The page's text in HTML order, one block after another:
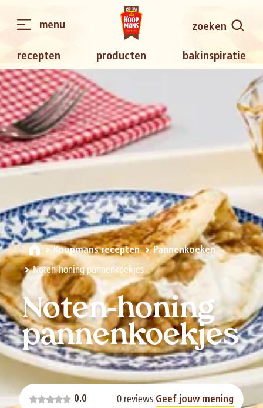
recepten producten bakinspiratie
zoeken
menu
Koopmans recepten Pannenkoeken
Noten-honing pannenkoekjes
Noten-honing
pannenkoekjes
0.0 0 reviews Geef jouw mening